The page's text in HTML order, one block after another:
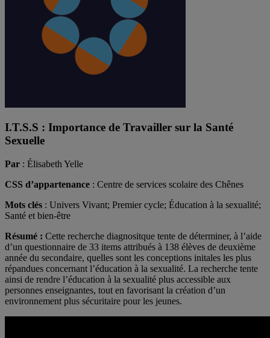
I.T.S.S : Importance de Travailler sur la Santé
Sexuelle
Par : Élisabeth Yelle
CSS d’appartenance : Centre de services scolaire des Chênes
Mots clés : Univers Vivant; Premier cycle; Éducation à la sexualité;
Santé et bien-être
Résumé : Cette recherche diagnositque tente de déterminer, à l’aide
d’un questionnaire de 33 items attribués à 138 élèves de deuxième
année du secondaire, quelles sont les conceptions initales les plus
répandues concernant l’éducation à la sexualité. La recherche tente
ainsi de rendre l’éducation à la sexualité plus accessible aux
personnes enseignantes, tout en favorisant la création d’un
environnement plus sécuritaire pour les jeunes.